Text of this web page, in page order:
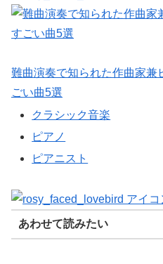
難曲演奏で知られた作曲家兼
ごい曲5選
クラシック音楽
ピアノ
ピアニスト
あわせて読みたい